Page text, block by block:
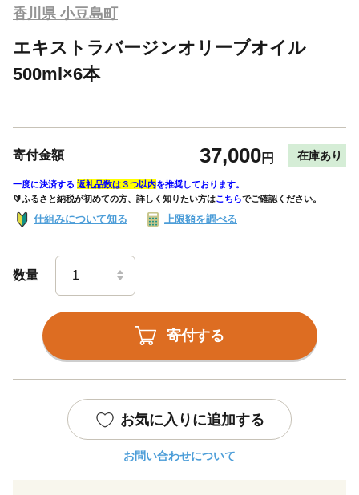
香川県 小豆島町
エキストラバージンオリーブオイル
500ml×6本
寄付金額 37,000円 在庫あり
一度に決済する 返礼品数は３つ以内を推奨しております。
🔰ふるさと納税が初めての方、詳しく知りたい方はこちらでご確認ください。
仕組みについて知る 上限額を調べる
数量
寄付する
お気に入りに追加する
お問い合わせについて